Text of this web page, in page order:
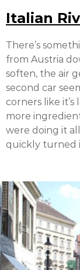
Italian
There’s
from Austria
soften, the air
second car
corners like
more
were doing it
quickly turned